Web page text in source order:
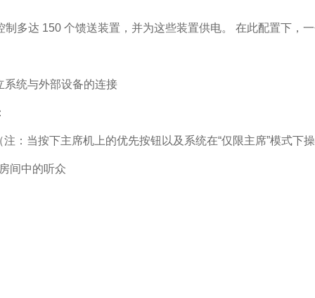
多达 150 个馈送装置，并为这些装置供电。 在此配置下，
系统与外部设备的连接
：当按下主席机上的优先按钮以及系统在“仅限主席”模式下
间中的听众